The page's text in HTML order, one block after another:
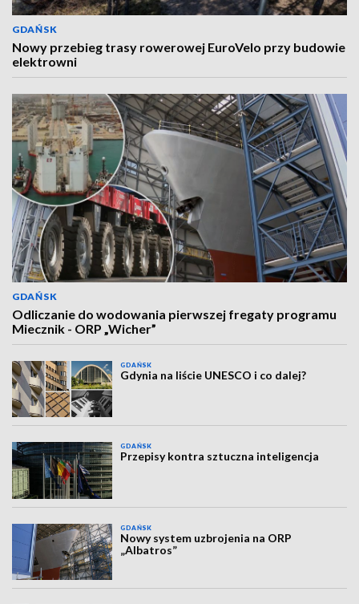
GDAŃSK
Nowy przebieg trasy rowerowej EuroVelo przy budowie
elektrowni
GDAŃSK
Odliczanie do wodowania pierwszej fregaty programu
Miecznik - ORP „Wicher”
GDAŃSK
Gdynia na liście UNESCO i co dalej?
GDAŃSK
Przepisy kontra sztuczna inteligencja
GDAŃSK
Nowy system uzbrojenia na ORP
„Albatros”